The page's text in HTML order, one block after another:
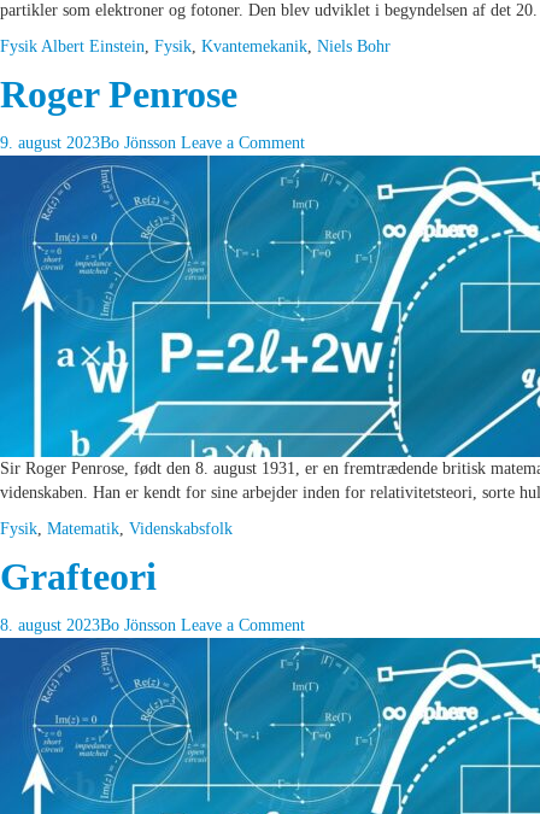
partikler som elektroner og fotoner. Den blev udviklet i begyndelsen af det
Fysik Albert Einstein, Fysik, Kvantemekanik, Niels Bohr
Roger Penrose
9. august 2023Bo Jönsson Leave a Comment
Sir Roger Penrose, født den 8. august 1931, er en fremtrædende britisk
videnskaben. Han er kendt for sine arbejder inden for relativitetsteori, sorte
Fysik, Matematik, Videnskabsfolk
Grafteori
8. august 2023Bo Jönsson Leave a Comment